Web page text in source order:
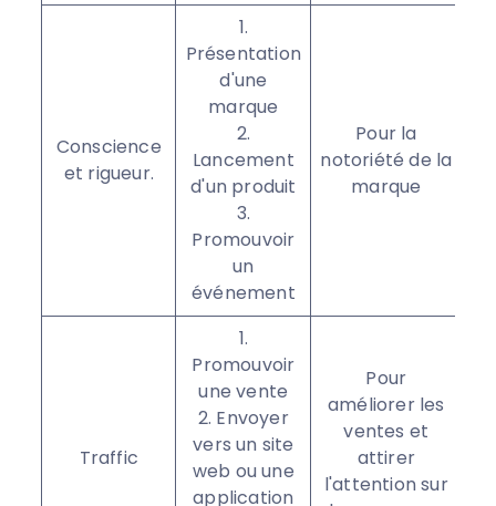
Conscience
et rigueur.
1.
Présentation
d'une
marque
2.
Lancement
d'un produit
3.
Promouvoir
un
événement
Pour la
notoriété de la
marque
Traffic
1.
Promouvoir
une vente
2. Envoyer
vers un site
web ou une
application
Pour
améliorer les
ventes et
attirer
l'attention sur